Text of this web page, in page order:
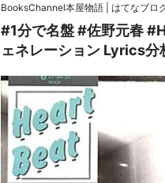
BooksChannel本屋物語 | はてなブロ
#1分で名盤 #佐野元春
ェネレーション Lyrics分